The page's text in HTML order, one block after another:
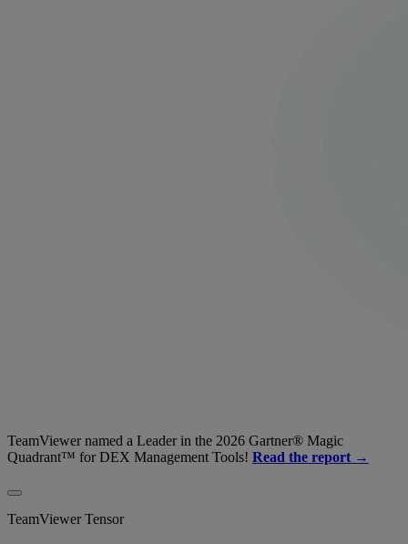
TeamViewer named a Leader in the 2026 Gartner® Magic
Quadrant™ for DEX Management Tools! Read the report →
TeamViewer Tensor